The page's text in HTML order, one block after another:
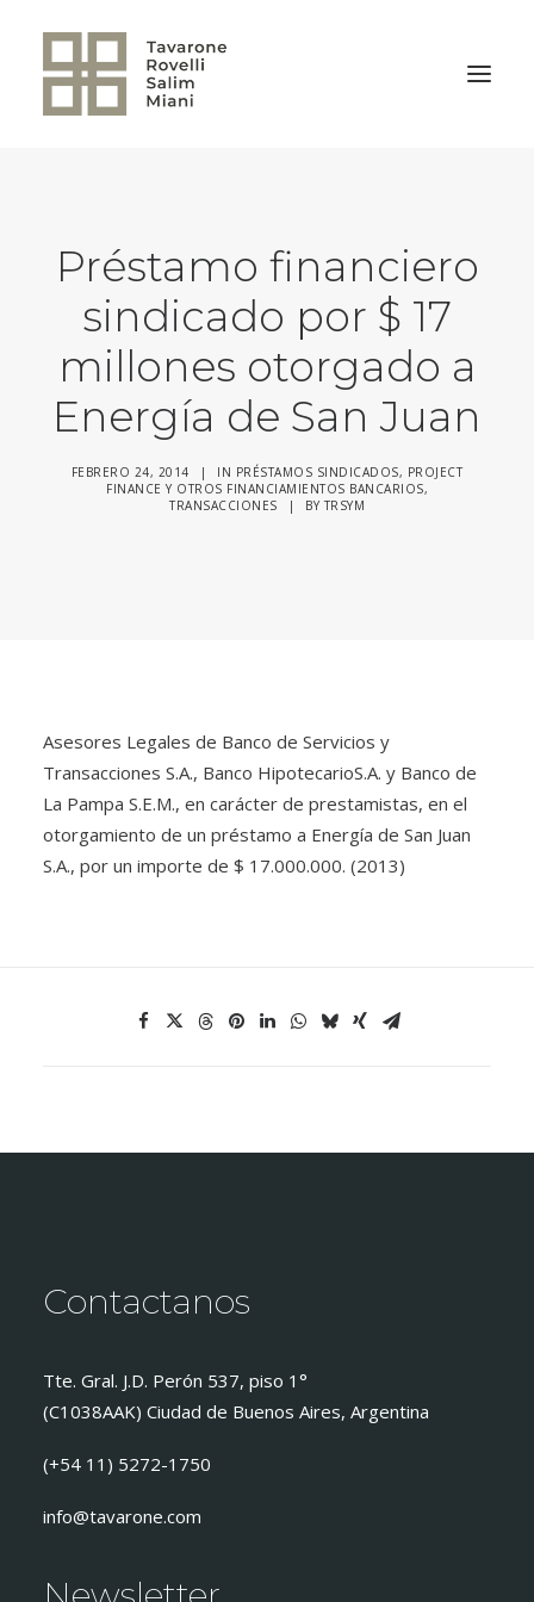
Préstamo financiero
sindicado por $ 17
millones otorgado a
Energía de San Juan
FEBRERO 24, 2014 | IN PRÉSTAMOS SINDICADOS, PROJECT
FINANCE Y OTROS FINANCIAMIENTOS BANCARIOS,
TRANSACCIONES
| BYTRSYM
Asesores Legales de Banco de Servicios y
Transacciones S.A., Banco HipotecarioS.A. y Banco de
La Pampa S.E.M., en carácter de prestamistas, en el
otorgamiento de un préstamo a Energía de San Juan
S.A., por un importe de $ 17.000.000. (2013)
Contactanos
Tte. Gral. J.D. Perón 537, piso 1°
(C1038AAK) Ciudad de Buenos Aires, Argentina
(+54 11) 5272-1750
info@tavarone.com